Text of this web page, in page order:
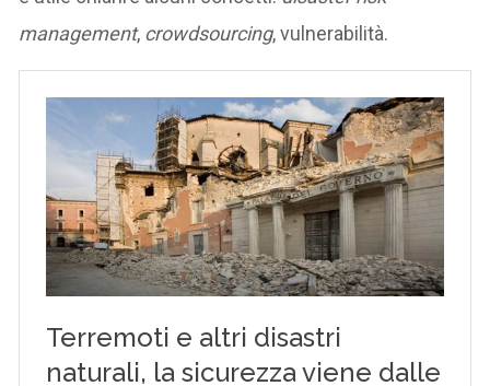
management, crowdsourcing, vulnerabilità.